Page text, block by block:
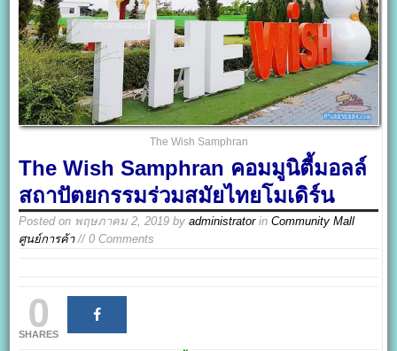
The Wish Samphran
The Wish Samphran คอมมูนิตี้มอลล์
สถาปัตยกรรมร่วมสมัยไทยโมเดิร์น
Posted on พฤษภาคม 2, 2019 byadministratorinCommunity Mall
ศูนย์การค้า// 0 Comments
0
SHARES